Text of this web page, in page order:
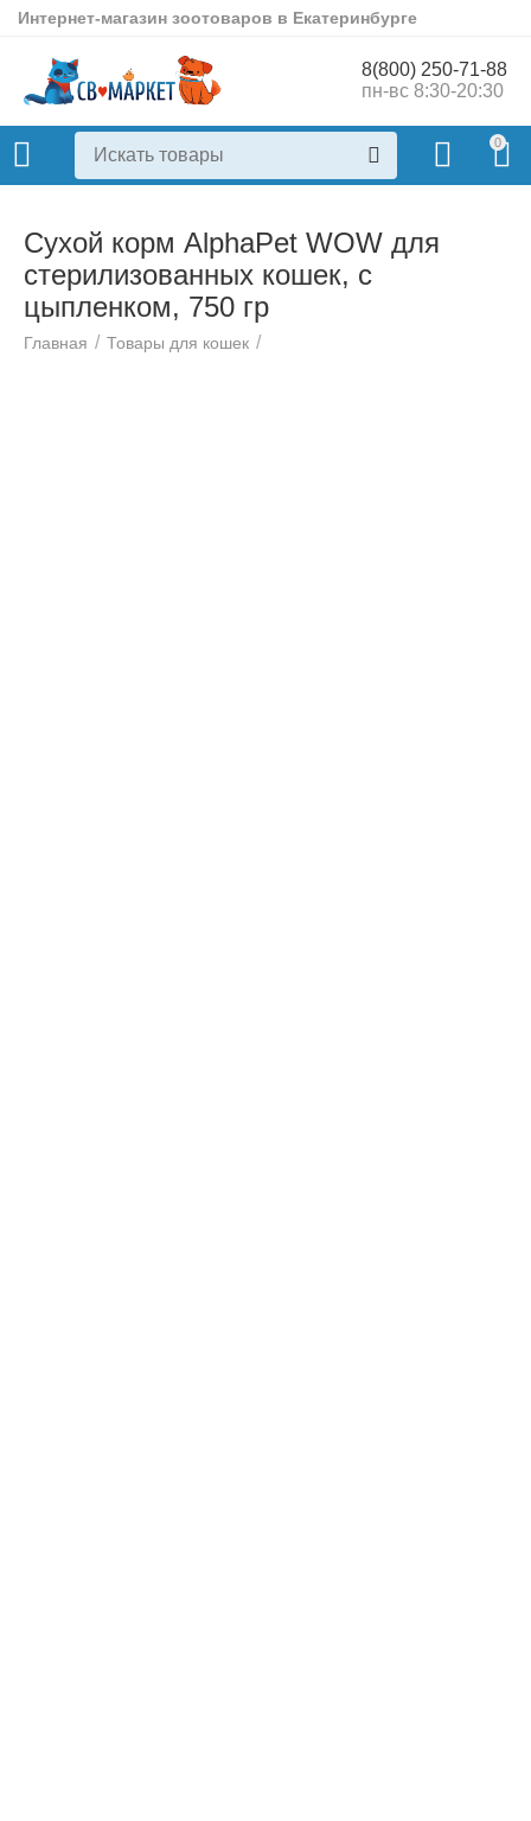
Интернет-магазин зоотоваров в Екатеринбурге
8(800) 250-71-88
пн-вс 8:30-20:30
0
Сухой корм AlphaPet WOW для
стерилизованных кошек, с
цыпленком, 750 гр
Главная / Товары для кошек /